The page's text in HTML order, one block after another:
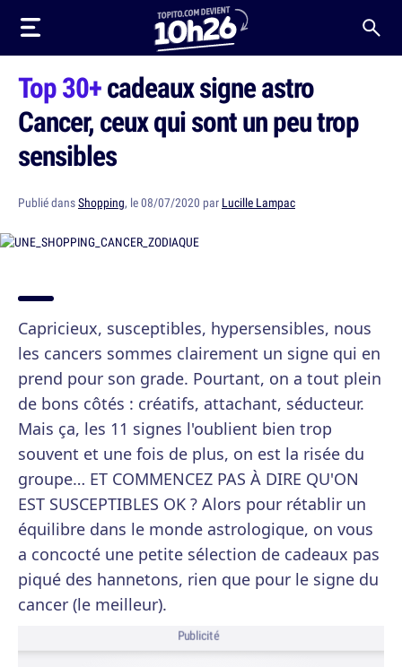
Top 30+cadeaux signe astro
Cancer, ceux qui sont un peu trop
sensibles
Publié dansShopping, le 08/07/2020 par Lucille Lampac
Capricieux, susceptibles, hypersensibles, nous
les cancers sommes clairement un signe qui en
prend pour son grade. Pourtant, on a tout plein
de bons côtés : créatifs, attachant, séducteur.
Mais ça, les 11 signes l'oublient bien trop
souvent et une fois de plus, on est la risée du
groupe… ET COMMENCEZ PAS À DIRE QU'ON
EST SUSCEPTIBLES OK ? Alors pour rétablir un
équilibre dans le monde astrologique, on vous
a concocté une petite sélection de cadeaux pas
piqué des hannetons, rien que pour le signe du
cancer (le meilleur).
Publicité